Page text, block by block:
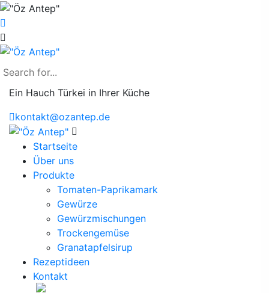
Ein Hauch Türkei in Ihrer Küche
kontakt@ozantep.de
Startseite
Über uns
Produkte
Tomaten-Paprikamark
Gewürze
Gewürzmischungen
Trockengemüse
Granatapfelsirup
Rezeptideen
Kontakt